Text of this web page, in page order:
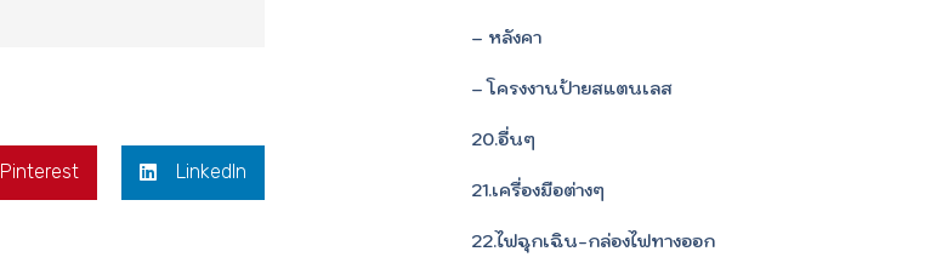
Pinterest LinkedIn
– หลังคา
– โครงงานป้ายสแตนเลส
20.อื่นๆ
21.เครื่องมือต่างๆ
22.ไฟฉุกเฉิน-กล่องไฟทางออก